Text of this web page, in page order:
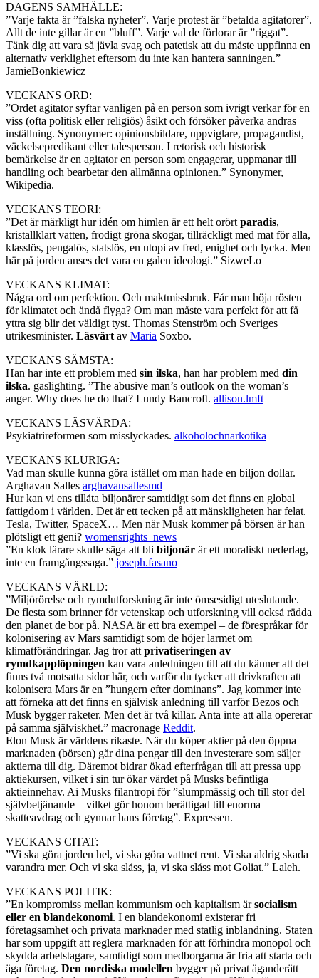
DAGENS SAMHÄLLE:
”Varje fakta är ”falska nyheter”. Varje protest är ”betalda agitatorer”.
Allt de inte gillar är en ”bluff”. Varje val de förlorar är ”riggat”.
Tänk dig att vara så jävla svag och patetisk att du måste uppfinna en
alternativ verklighet eftersom du inte kan hantera sanningen.”
JamieBonkiewicz
VECKANS ORD:
”Ordet agitator syftar vanligen på en person som ivrigt verkar för en
viss (ofta politisk eller religiös) åsikt och försöker påverka andras
inställning. Synonymer: opinionsbildare, uppviglare, propagandist,
väckelsepredikant eller talesperson. I retorisk och historisk
bemärkelse är en agitator en person som engagerar, uppmanar till
handling och bearbetar den allmänna opinionen.” Synonymer,
Wikipedia.
VECKANS TEORI:
”Det är märkligt hur idén om himlen är ett helt orört paradis,
kristallklart vatten, frodigt gröna skogar, tillräckligt med mat för alla,
klasslös, pengalös, statslös, en utopi av fred, enighet och lycka. Men
här på jorden anses det vara en galen ideologi.” SizweLo
VECKANS KLIMAT:
Några ord om perfektion. Och maktmissbruk. Får man höja rösten
för klimatet och ändå flyga? Om man måste vara perfekt för att få
yttra sig blir det väldigt tyst. Thomas Stenström och Sveriges
utrikesminister. Läsvärt av Maria Soxbo.
VECKANS SÄMSTA:
Han har inte ett problem med sin ilska, han har problem med din
ilska. gaslighting. ”The abusive man’s outlook on the woman’s
anger. Why does he do that? Lundy Bancroft. allison.lmft
VECKANS LÄSVÄRDA:
Psykiatrireformen som misslyckades. alkoholochnarkotika
VECKANS KLURIGA:
Vad man skulle kunna göra istället om man hade en biljon dollar.
Arghavan Salles arghavansallesmd
Hur kan vi ens tillåta biljonärer samtidigt som det finns en global
fattigdom i världen. Det är ett tecken på att mänskligheten har felat.
Tesla, Twitter, SpaceX… Men när Musk kommer på börsen är han
plötsligt ett geni? womensrights_news
”En klok lärare skulle säga att bli biljonär är ett moraliskt nederlag,
inte en framgångssaga.” joseph.fasano
VECKANS VÄRLD:
”Miljörörelse och rymdutforskning är inte ömsesidigt uteslutande.
De flesta som brinner för vetenskap och utforskning vill också rädda
den planet de bor på. NASA är ett bra exempel – de förespråkar för
kolonisering av Mars samtidigt som de höjer larmet om
klimatförändringar. Jag tror att privatiseringen av
rymdkapplöpningen kan vara anledningen till att du känner att det
finns två motsatta sidor här, och varför du tycker att drivkraften att
kolonisera Mars är en ”hungern efter dominans”. Jag kommer inte
att förneka att det finns en självisk anledning till varför Bezos och
Musk bygger raketer. Men det är två killar. Anta inte att alla opererar
på samma själviskhet.” macronage Reddit.
Elon Musk är världens rikaste. När du köper aktier på den öppna
marknaden (börsen) går dina pengar till den investerare som säljer
aktierna till dig. Däremot bidrar ökad efterfrågan till att pressa upp
aktiekursen, vilket i sin tur ökar värdet på Musks befintliga
aktieinnehav. Ai Musks filantropi för ”slumpmässig och till stor del
självbetjänande – vilket gör honom berättigad till enorma
skatteavdrag och gynnar hans företag”. Expressen.
VECKANS CITAT:
”Vi ska göra jorden hel, vi ska göra vattnet rent. Vi ska aldrig skada
varandra mer. Och vi ska slåss, ja, vi ska slåss mot Goliat.” Laleh.
VECKANS POLITIK:
”En kompromiss mellan kommunism och kapitalism ärsocialism
eller en blandekonomi. I en blandekonomi existerar fri
företagsamhet och privata marknader med statlig inblandning. Staten
har som uppgift att reglera marknaden för att förhindra monopol och
skydda arbetstagare, samtidigt som medborgarna är fria att starta och
äga företag. Den nordiska modellen bygger på privat äganderätt